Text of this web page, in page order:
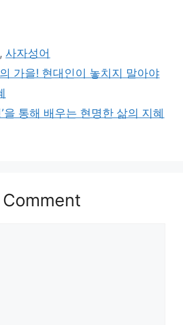
, 사자성어
가을! 현대인이 놓치지 말아야
’을 통해 배우는 현명한 삶의 지혜